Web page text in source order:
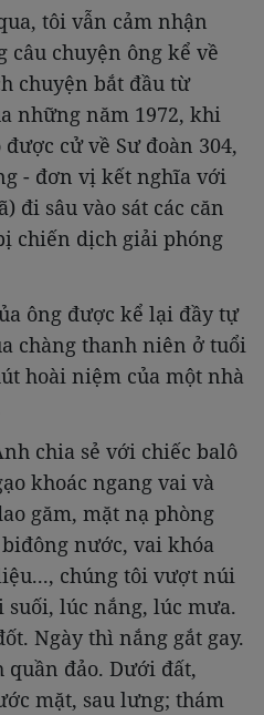
tôi vẫn cảm nhận
câu chuyện ông kể về
chuyện bắt đầu từ
những năm 1972, khi
cử về Sư đoàn 304,
- đơn vị kết nghĩa với
đi sâu vào sát các căn
chiến dịch giải phóng
ông được kể lại đầy tự
chàng thanh niên ở tuổi
hoài niệm của một nhà
chia sẻ với chiếc balô
khoác ngang vai và
găm, mặt nạ phòng
nước, vai khóa
chúng tôi vượt núi
lúc nắng, lúc mưa.
Ngày thì nắng gắt gay.
đảo. Dưới đất,
mặt, sau lưng; thám